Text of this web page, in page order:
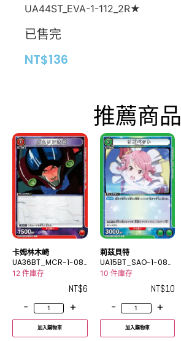
UA44ST_EVA-1-112_2R★
已售完
NT$136
推薦商品
卡姆林木崎
UA36BT_MCR-1-08
9C
12 件庫存
NT$6
-
+
加入購物車
莉茲貝特
UA15BT_SAO-1-083
R
10 件庫存
NT$10
-
+
加入購物車